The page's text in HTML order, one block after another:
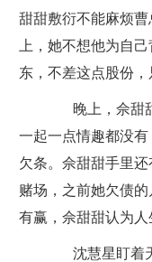
甜甜敷衍不能麻烦
上，她不想他为自
东，不差这点股份，
晚上，佘甜甜
一起一点情趣都没
欠条。佘甜甜手里
赌场，之前她欠债
有赢，佘甜甜认为人
沈慧星盯着天